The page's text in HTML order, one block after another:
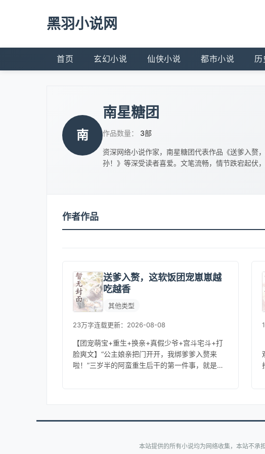
黑羽小说网
首页 玄幻小说 仙侠小说 都市小说 历
南
南星糖团
作品数量： 3部
资深网络小说作家，南星糖团代表作品《送爹入赘
孙！》等深受读者喜爱。文笔流畅，情节跌宕起伏
作者作品
送爹入赘，这软饭团宠崽崽越
吃越香
其他类型
23万字连载更新：2026-08-08
【团宠萌宝+重生+换亲+真假少爷+宫斗宅斗+打
脸爽文】“公主娘亲把门开开，我绑爹爹入赘来
啦！”三岁半的阿蛮重生后干的第一件事，就是给
本站提供的所有小说均为网络收集，本站不承